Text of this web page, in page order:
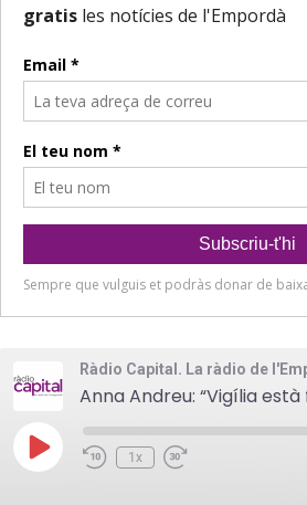
Ràdio Capital. La ràdio de
Play
Episode
1x